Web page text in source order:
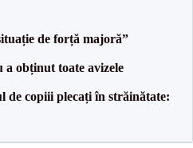
de forță majoră”
a obținut toate avizele
de copiii plecați în străinătate: